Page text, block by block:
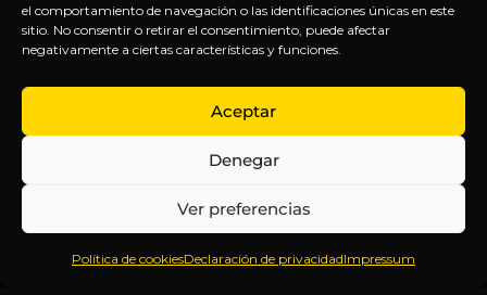
el comportamiento de navegación o las identificaciones únicas en este
sitio. No consentir o retirar el consentimiento, puede afectar
negativamente a ciertas características y funciones.
Aceptar
Denegar
Ver preferencias
Política de cookiesDeclaración de privacidadImpressum
Inteligencia
Anticipándonos
EXPLORA
Inicio
Sobre
Contenido
Webinars
LEGAL
Política
de
Términos y
Aviso
SÍGUENOS